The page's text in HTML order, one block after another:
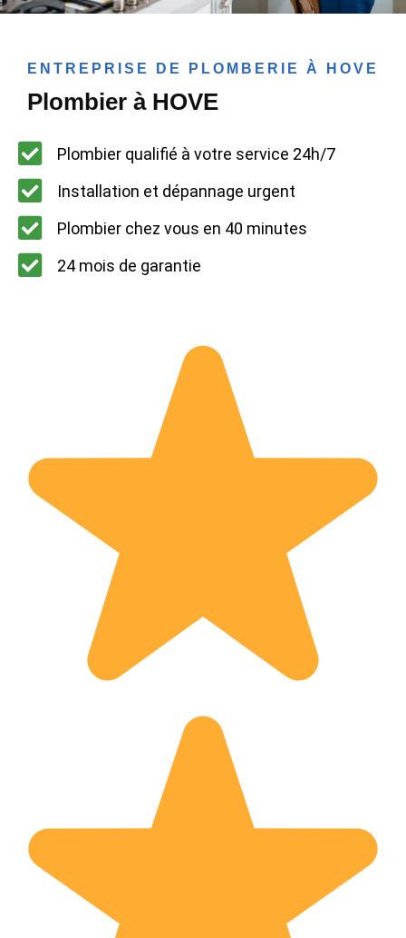
ENTREPRISE DE PLOMBERIE À HOVE
Plombier à HOVE
Plombier qualifié à votre service 24h/7
Installation et dépannage urgent
Plombier chez vous en 40 minutes
24 mois de garantie